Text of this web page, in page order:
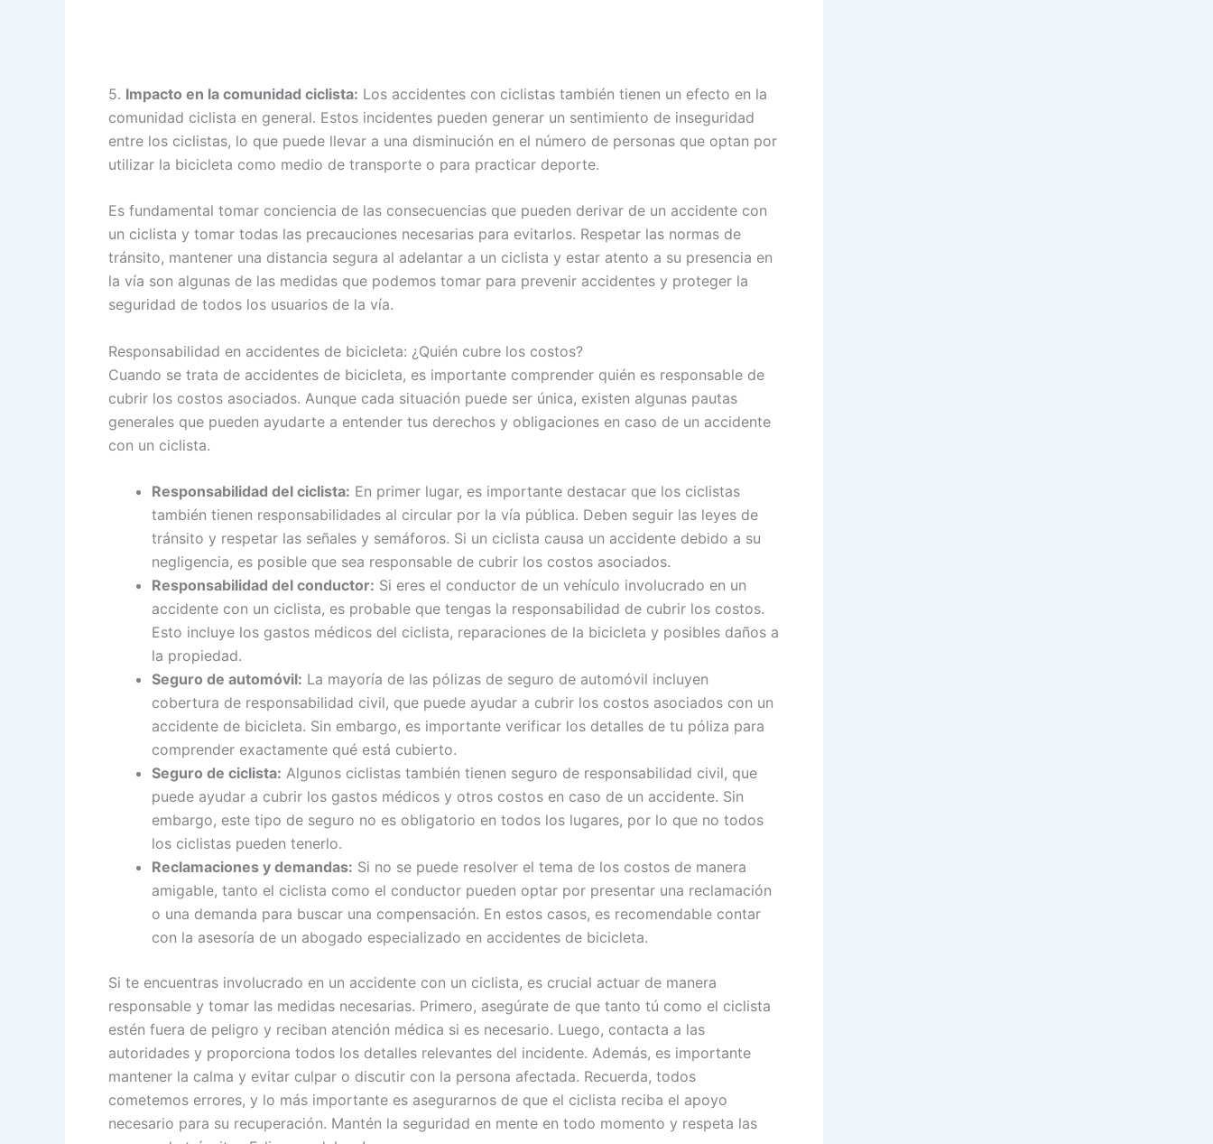
5. Impacto en la comunidad ciclista: Los accidentes con ciclistas también tienen un efecto en la
comunidad ciclista en general. Estos incidentes pueden generar un sentimiento de inseguridad
entre los ciclistas, lo que puede llevar a una disminución en el número de personas que optan por
utilizar la bicicleta como medio de transporte o para practicar deporte.
Es fundamental tomar conciencia de las consecuencias que pueden derivar de un accidente con
un ciclista y tomar todas las precauciones necesarias para evitarlos. Respetar las normas de
tránsito, mantener una distancia segura al adelantar a un ciclista y estar atento a su presencia en
la vía son algunas de las medidas que podemos tomar para prevenir accidentes y proteger la
seguridad de todos los usuarios de la vía.
Responsabilidad en accidentes de bicicleta: ¿Quién cubre los costos?
Cuando se trata de accidentes de bicicleta, es importante comprender quién es responsable de
cubrir los costos asociados. Aunque cada situación puede ser única, existen algunas pautas
generales que pueden ayudarte a entender tus derechos y obligaciones en caso de un accidente
con un ciclista.
Responsabilidad del ciclista: En primer lugar, es importante destacar que los ciclistas
también tienen responsabilidades al circular por la vía pública. Deben seguir las leyes de
tránsito y respetar las señales y semáforos. Si un ciclista causa un accidente debido a su
negligencia, es posible que sea responsable de cubrir los costos asociados.
Responsabilidad del conductor: Si eres el conductor de un vehículo involucrado en un
accidente con un ciclista, es probable que tengas la responsabilidad de cubrir los costos.
Esto incluye los gastos médicos del ciclista, reparaciones de la bicicleta y posibles daños a
la propiedad.
Seguro de automóvil: La mayoría de las pólizas de seguro de automóvil incluyen
cobertura de responsabilidad civil, que puede ayudar a cubrir los costos asociados con un
accidente de bicicleta. Sin embargo, es importante verificar los detalles de tu póliza para
comprender exactamente qué está cubierto.
Seguro de ciclista: Algunos ciclistas también tienen seguro de responsabilidad civil, que
puede ayudar a cubrir los gastos médicos y otros costos en caso de un accidente. Sin
embargo, este tipo de seguro no es obligatorio en todos los lugares, por lo que no todos
los ciclistas pueden tenerlo.
Reclamaciones y demandas: Si no se puede resolver el tema de los costos de manera
amigable, tanto el ciclista como el conductor pueden optar por presentar una reclamación
o una demanda para buscar una compensación. En estos casos, es recomendable contar
con la asesoría de un abogado especializado en accidentes de bicicleta.
Si te encuentras involucrado en un accidente con un ciclista, es crucial actuar de manera
responsable y tomar las medidas necesarias. Primero, asegúrate de que tanto tú como el ciclista
estén fuera de peligro y reciban atención médica si es necesario. Luego, contacta a las
autoridades y proporciona todos los detalles relevantes del incidente. Además, es importante
mantener la calma y evitar culpar o discutir con la persona afectada. Recuerda, todos
cometemos errores, y lo más importante es asegurarnos de que el ciclista reciba el apoyo
necesario para su recuperación. Mantén la seguridad en mente en todo momento y respeta las